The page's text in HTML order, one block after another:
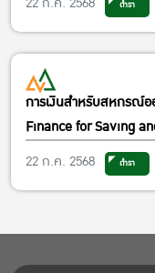
ตำรา
การเงินสำหรับสหกรณ์
Finance for Saving
22 ก.ค. 2568
ตำรา